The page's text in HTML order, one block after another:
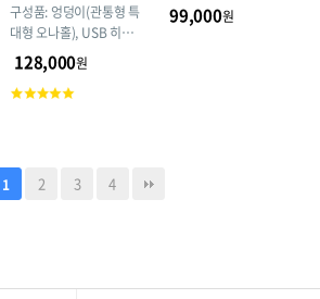
구성품: 엉덩이(관통형 특
대형 오나홀), USB 히팅
스틱(열이 금방 올라오니,
1분 이상 사용하지 마세
요), 규조토 드라이스틱,
128,000원
고
99,000원
1 2 3 4